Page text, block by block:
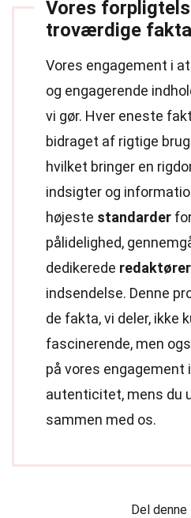
Vores
troværdige fakta
Vores engagement i
og engagerende
vi gør. Hver eneste
bidraget af rigtige
hvilket bringer en
indsigter og
højeste standarder
pålidelighed,
dedikerede redaktører
indsendelse. Denne
de fakta, vi deler, ikke
fascinerende, men
på vores engagement
autenticitet, mens du
sammen med os.
Del